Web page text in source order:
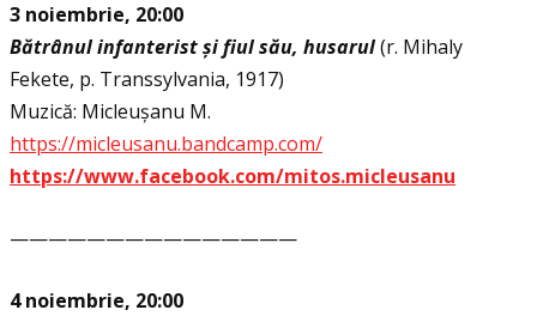
3 noiembrie, 20:00
Bătrânul infanterist și fiul său, husarul(r. Mihaly
Fekete, p. Transsylvania, 1917)
Muzică: Micleușanu M.
https://micleusanu.bandcamp.com/
https://www.facebook.com/mitos.micleusanu
———————————————
4 noiembrie, 20:00